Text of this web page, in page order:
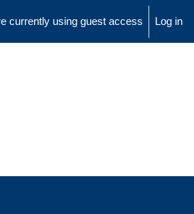
currently using guest access Log in